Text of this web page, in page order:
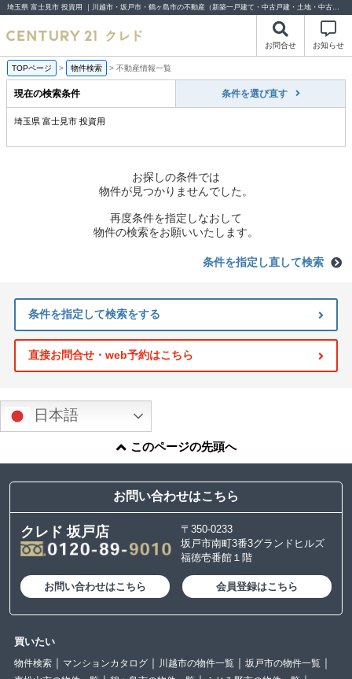
埼玉県 富士見市 投資用 ｜川越市・坂戸市・鶴ヶ島市の不動産（新築一戸建て・中古戸建・土地・中古マンション）不動産売却はセンチュリー21クレド
お問合せ お知らせ
TOPページ > 物件検索 > 不動産情報一覧
現在の検索条件 条件を選び直す
埼玉県 富士見市 投資用
お探しの条件では
物件が見つかりませんでした。
再度条件を指定しなおして
物件の検索をお願いいたします。
条件を指定し直して検索
条件を指定して検索をする
直接お問合せ・web予約はこちら
日本語
このページの先頭へ
お問い合わせはこちら
クレド 坂戸店
〒350-0233
坂戸市南町3番3グランドヒルズ
福徳壱番館１階
お問い合わせはこちら 会員登録はこちら
買いたい
物件検索 マンションカタログ 川越市の物件一覧
坂戸市の物件一覧